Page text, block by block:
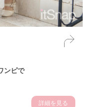
ンピで
詳細を見る